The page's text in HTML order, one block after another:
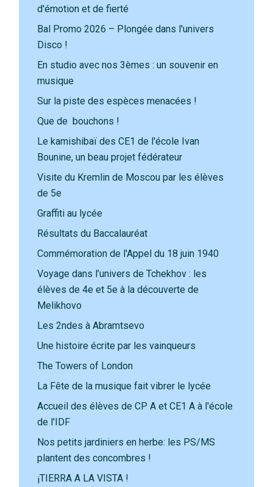
d'émotion et de fierté
Bal Promo 2026 – Plongée dans l'univers
Disco !
En studio avec nos 3èmes : un souvenir en
musique
Sur la piste des espèces menacées !
Que de bouchons !
Le kamishibaï des CE1 de l'école Ivan
Bounine, un beau projet fédérateur
Visite du Kremlin de Moscou par les élèves
de 5e
Graffiti au lycée
Résultats du Baccalauréat
Commémoration de l'Appel du 18 juin 1940
Voyage dans l’univers de Tchekhov : les
élèves de 4e et 5e à la découverte de
Melikhovo
Les 2ndes à Abramtsevo
Une histoire écrite par les vainqueurs
The Towers of London
La Fête de la musique fait vibrer le lycée
Accueil des élèves de CP A et CE1 A à l'école
de l'IDF
Nos petits jardiniers en herbe: les PS/MS
plantent des concombres !
¡TIERRA A LA VISTA !